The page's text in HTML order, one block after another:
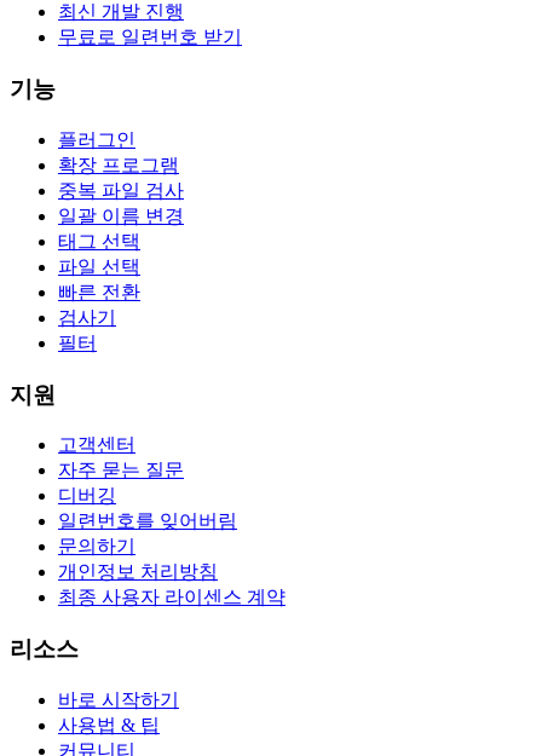
최신 개발 진행
무료로 일련번호 받기
기능
플러그인
확장 프로그램
중복 파일 검사
일괄 이름 변경
태그 선택
파일 선택
빠른 전환
검사기
필터
지원
고객센터
자주 묻는 질문
디버깅
일련번호를 잊어버림
문의하기
개인정보 처리방침
최종 사용자 라이센스 계약
리소스
바로 시작하기
사용법 & 팁
커뮤니티